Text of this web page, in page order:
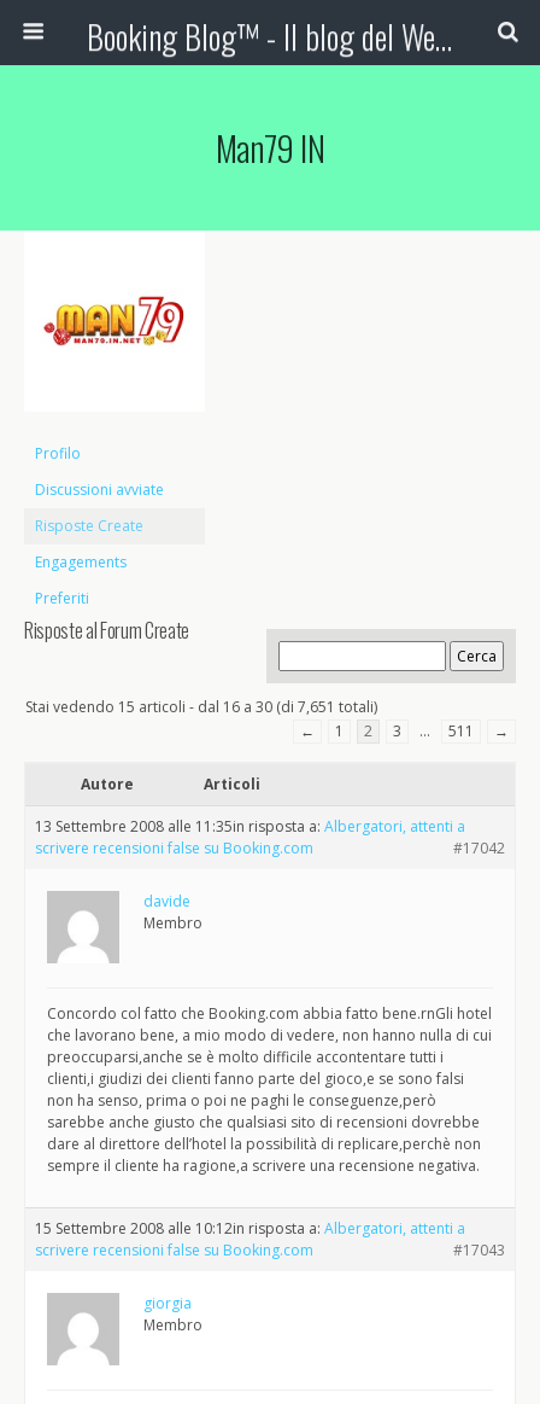
Booking Blog™ - Il blog del Web Marketing Turistico
Man79 IN
Profilo
Discussioni avviate
Risposte Create
Engagements
Preferiti
Risposte al Forum Create
Stai vedendo 15 articoli - dal 16 a 30 (di 7,651 totali)
←
1 2 3 … 511 →
Autore Articoli
13 Settembre 2008 alle 11:35in risposta a: Albergatori, attenti a
scrivere recensioni false su Booking.com
#17042
davide
Membro
Concordo col fatto che Booking.com abbia fatto bene.rnGli hotel
che lavorano bene, a mio modo di vedere, non hanno nulla di cui
preoccuparsi,anche se è molto difficile accontentare tutti i
clienti,i giudizi dei clienti fanno parte del gioco,e se sono falsi
non ha senso, prima o poi ne paghi le conseguenze,però
sarebbe anche giusto che qualsiasi sito di recensioni dovrebbe
dare al direttore dell’hotel la possibilità di replicare,perchè non
sempre il cliente ha ragione,a scrivere una recensione negativa.
15 Settembre 2008 alle 10:12in risposta a: Albergatori, attenti a
scrivere recensioni false su Booking.com
#17043
giorgia
Membro